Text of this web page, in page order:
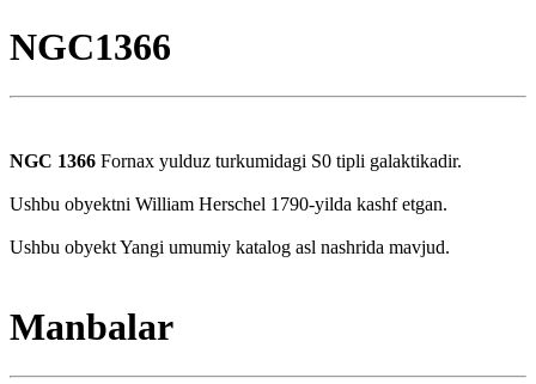
NGC1366
NGC 1366 Fornax yulduz turkumidagi S0 tipli galaktikadir.
Ushbu obyektni William Herschel 1790-yilda kashf etgan.
Ushbu obyekt Yangi umumiy katalog asl nashrida mavjud.
Manbalar